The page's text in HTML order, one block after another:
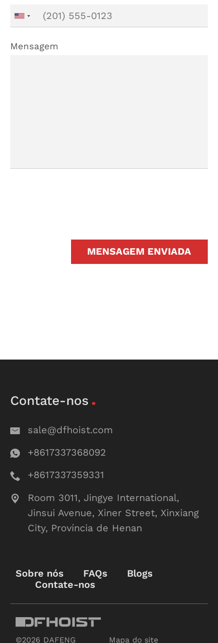
Mensagem
MENSAGEM ENVIADA
Contate-nos
sale@dfhoist.com
+8617337368092
+8617337359331
Room 3011, Jingye International,
Jinsui Avenue, Xiner Street, Xinxiang
City, Província de Henan
Sobre nós FAQs
Blogs
Contate-nos
©2026 DAFENG Mapa do site